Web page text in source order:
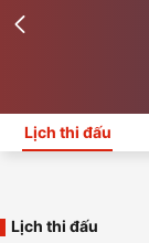
Lịch thi đấu
Lịch thi đấu